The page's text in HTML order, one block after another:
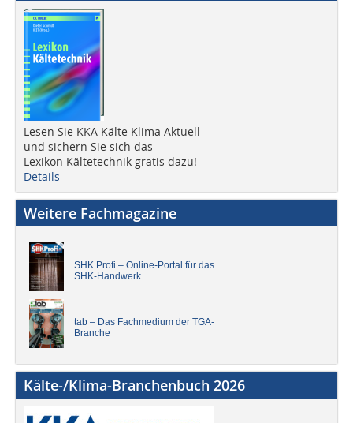
Lesen Sie KKA Kälte Klima Aktuell
und sichern Sie sich das
Lexikon Kältetechnik gratis dazu!
Details
Weitere Fachmagazine
SHK Profi – Online-Portal für das
SHK-Handwerk
tab – Das Fachmedium der TGA-
Branche
Kälte-/Klima-Branchenbuch 2026